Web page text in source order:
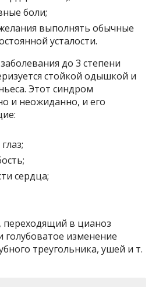
боли;
выполнять обычные
усталости.
до 3 степени
стойкой одышкой и
Этот синдром
и неожиданно, и его
сердца;
переходящий в цианоз
голубоватое изменение
треугольника, ушей и т.